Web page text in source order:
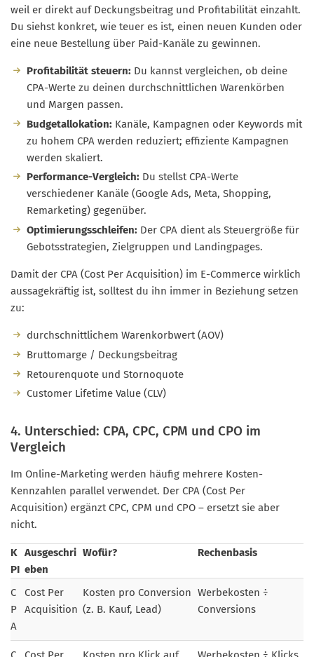
weil er direkt auf Deckungsbeitrag und Profitabilität einzahlt.
Du siehst konkret, wie teuer es ist, einen neuen Kunden oder
eine neue Bestellung über Paid-Kanäle zu gewinnen.
Profitabilität steuern: Du kannst vergleichen, ob deine
CPA-Werte zu deinen durchschnittlichen Warenkörben
und Margen passen.
Budgetallokation: Kanäle, Kampagnen oder Keywords mit
zu hohem CPA werden reduziert; effiziente Kampagnen
werden skaliert.
Performance-Vergleich: Du stellst CPA-Werte
verschiedener Kanäle (Google Ads, Meta, Shopping,
Remarketing) gegenüber.
Optimierungsschleifen: Der CPA dient als Steuergröße für
Gebotsstrategien, Zielgruppen und Landingpages.
Damit der CPA (Cost Per Acquisition) im E-Commerce wirklich
aussagekräftig ist, solltest du ihn immer in Beziehung setzen
zu:
durchschnittlichem Warenkorbwert (AOV)
Bruttomarge / Deckungsbeitrag
Retourenquote und Stornoquote
Customer Lifetime Value (CLV)
4. Unterschied: CPA, CPC, CPM und CPO im
Vergleich
Im Online-Marketing werden häufig mehrere Kosten-
Kennzahlen parallel verwendet. Der CPA (Cost Per
Acquisition) ergänzt CPC, CPM und CPO – ersetzt sie aber
nicht.
K
PI
Ausgeschri
eben
Wofür? Rechenbasis
C
P
A
Cost Per
Acquisition
Kosten pro Conversion
(z. B. Kauf, Lead)
Werbekosten ÷
Conversions